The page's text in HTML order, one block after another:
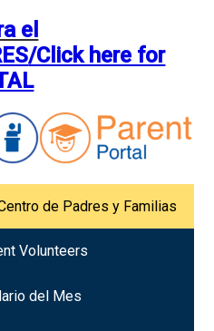
el
/Click here for
de Padres y Familias
Volunteers
del Mes